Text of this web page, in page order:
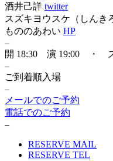
酒井己詳 twitter
スズキヨウスケ（しんき
もののあわい HP
–
開 18:30 演 19:00 ・
–
ご到着順入場
–
メールでのご予約
電話でのご予約
–
RESERVE MAIL
RESERVE TEL